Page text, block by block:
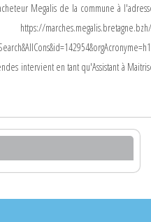
Megalis de la commune à
intervient en tant qu'Assistant à